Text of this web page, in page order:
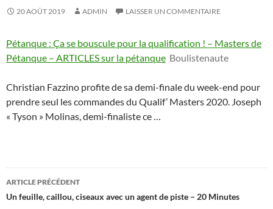
20 AOÛT 2019 ADMIN LAISSER UN COMMENTAIRE
Pétanque : Ça se bouscule pour la qualification ! – Masters de
Pétanque – ARTICLES sur la pétanque Boulistenaute
Christian Fazzino profite de sa demi-finale du week-end pour
prendre seul les commandes du Qualif’ Masters 2020. Joseph
« Tyson » Molinas, demi-finaliste ce …
Navigation
des
ARTICLE PRÉCÉDENT
Un feuille, caillou, ciseaux avec un agent de piste – 20 Minutes